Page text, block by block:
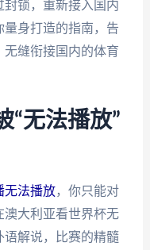
锁，重新接入国内
身打造的指南，告
缝衔接国内的体育
“无法播放”
无法播放，你只能对
大利亚看世界杯无
语解说，比赛的精髓